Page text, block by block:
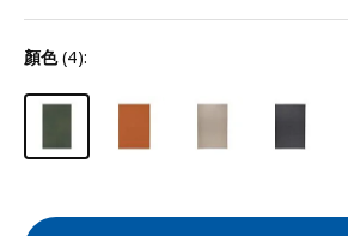
顏色(4):